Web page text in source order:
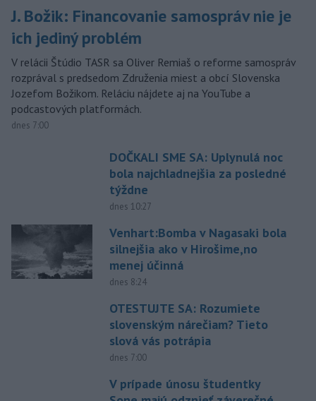
J. Božik: Financovanie samospráv nie je
ich jediný problém
V relácii Štúdio TASR sa Oliver Remiaš o reforme samospráv
rozprával s predsedom Združenia miest a obcí Slovenska
Jozefom Božikom. Reláciu nájdete aj na YouTube a
podcastových platformách.
dnes 7:00
DOČKALI SME SA: Uplynulá noc
bola najchladnejšia za posledné
týždne
dnes 10:27
Venhart:Bomba v Nagasaki bola
silnejšia ako v Hirošime,no
menej účinná
dnes 8:24
OTESTUJTE SA: Rozumiete
slovenským nárečiam? Tieto
slová vás potrápia
dnes 7:00
V prípade únosu študentky